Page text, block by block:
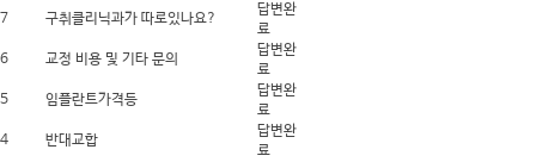
7
구취클리닉과가 따로있나요?
답변완
료
6
교정 비용 및 기타 문의
답변완
료
5
임플란트가격등
답변완
료
4
반대교합
답변완
료